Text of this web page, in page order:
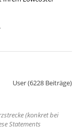
User (6228 Beiträge)
(konkret bei
Statements